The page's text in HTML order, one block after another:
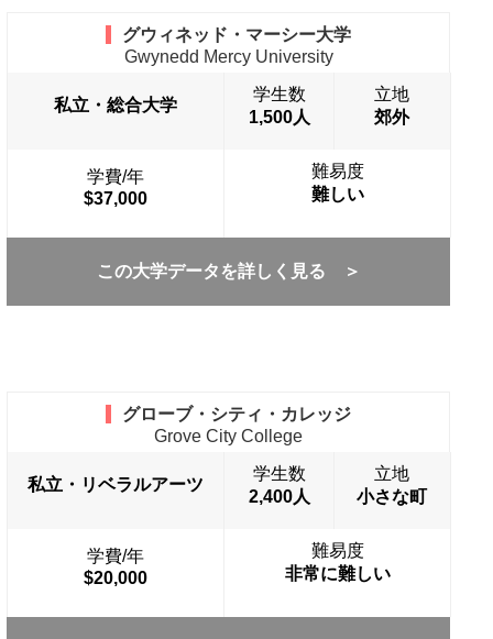
グウィネッド・マーシー大学
Gwynedd Mercy University
私立・総合大学
学生数
1,500人
立地
郊外
学費/年
$37,000
難易度
難しい
この大学データを詳しく見る ＞
グローブ・シティ・カレッジ
Grove City College
私立・リベラルアーツ
学生数
2,400人
立地
小さな町
学費/年
$20,000
難易度
非常に難しい